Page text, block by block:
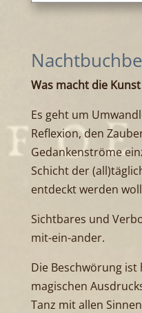
Was macht die
Es geht um
Reflexion, den
Gedankenströme
Schicht der
entdeckt werden
Sichtbares und
mit-ein-ander.
Die Beschwörung ist
magischen
Tanz mit allen